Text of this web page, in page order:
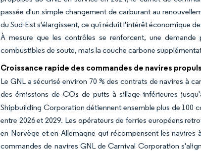
passée d'un simple changement de carburant au
du Sud-Est s'élargissent, ce qui réduit l'intérêt économique
À mesure que les contrôles se renforcent, une
combustibles de soute, mais la couche carbone
Croissance rapide des commandes de navires
Le GNL a sécurisé environ 70 % des contrats de navires à
des émissions de CO₂ de puits à sillage inférieures
Shipbuilding Corporation détiennent ensemble plus de 100
entre 2026 et 2029. Les opérateurs de ferries européens
en Norvège et en Allemagne qui récompensent les
commandes de navires GNL de Carnival Corporation